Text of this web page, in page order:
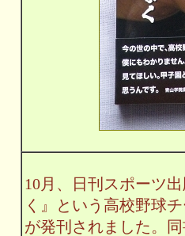
10月、日刊スポーツ
く』という高校野球
が発刊されました。